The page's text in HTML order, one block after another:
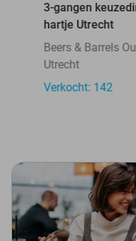
3-gangen
hartje Utrecht
Beers & Barrels
Utrecht
Verkocht: 142